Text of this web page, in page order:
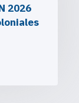
2026